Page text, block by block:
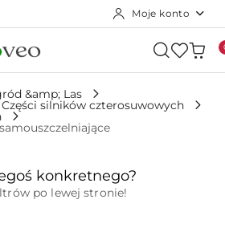
Moje konto
&amp; Las
Części silników czterosuwowych
konkretnego?
po lewej stronie!